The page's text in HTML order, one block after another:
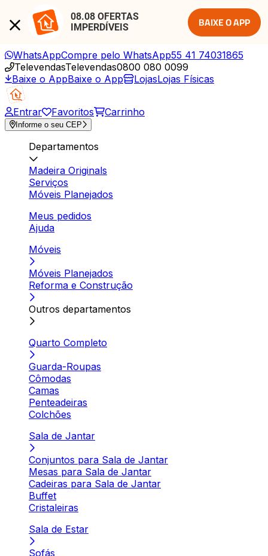
08.08 OFERTAS
IMPERDÍVEIS
BAIXE O APP
WhatsAppCompre pelo WhatsApp55 41 74031865
TelevendasTelevendas0800 080 0099
Baixe o AppBaixe o App LojasLojas Físicas
Entrar Favoritos Carrinho
Informe o seu CEP
Departamentos
Madeira Originals
Serviços
Móveis Planejados
Meus pedidos
Ajuda
Móveis
Móveis Planejados
Reforma e Construção
Outros departamentos
Quarto Completo
Guarda-Roupas
Cômodas
Camas
Penteadeiras
Colchões
Sala de Jantar
Conjuntos para Sala de Jantar
Mesas para Sala de Jantar
Cadeiras para Sala de Jantar
Buffet
Cristaleiras
Sala de Estar
Sofás